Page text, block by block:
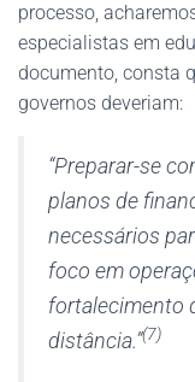
processo,
especialistas em
documento, consta
governos deveriam:
“Preparar-se
planos de
necessários
foco em
fortalecimento
distância.”(7)